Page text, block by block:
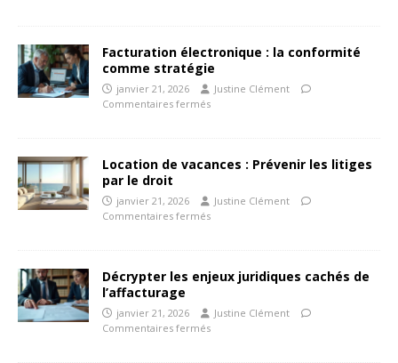
Facturation électronique : la conformité
comme stratégie
janvier 21, 2026
Justine Clément
Commentaires fermés
Location de vacances : Prévenir les litiges
par le droit
janvier 21, 2026
Justine Clément
Commentaires fermés
Décrypter les enjeux juridiques cachés de
l’affacturage
janvier 21, 2026
Justine Clément
Commentaires fermés